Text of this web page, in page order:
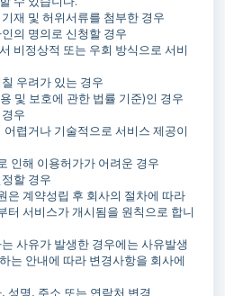
재 및 허위서류를 첨부한 경우
의 명의로 신청할 경우
비정상적 또는 우회 방식으로 서비
우려가 있는 경우
및 보호에 관한 법률 기준)인 경우
우
렵거나 기술적으로 서비스 제공이
인해 이용허가가 어려운 경우
할 경우
은 계약성립 후 회사의 절차에 따라
터 서비스가 개시됨을 원칙으로 합니
사유가 발생한 경우에는 사유발생
는 안내에 따라 변경사항을 회사에
성명, 주소 또는 연락처 변경